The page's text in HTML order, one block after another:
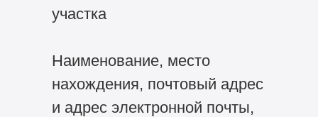
участка
Наименование, место
нахождения, почтовый адрес
и адрес электронной почты,